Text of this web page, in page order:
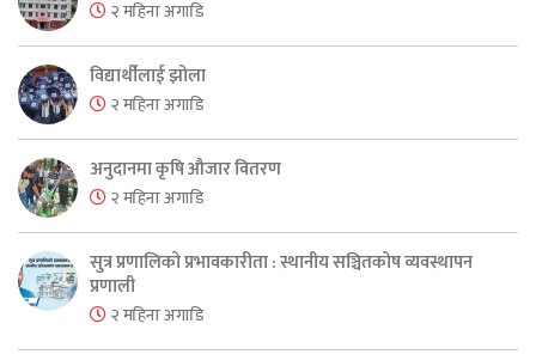
२ महिना अगाडि
विद्यार्थीलाई झोला
२ महिना अगाडि
अनुदानमा कृषि औजार वितरण
२ महिना अगाडि
सुत्र प्रणालिको प्रभावकारीता : स्थानीय सञ्चितकोष व्यवस्थापन
प्रणाली
२ महिना अगाडि